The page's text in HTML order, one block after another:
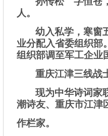
人。
幼入私学，寒窗
业分配入省委组织部。
组织部调至军工企业
重庆江津三线战
现为中华诗词家
潮诗友、重庆市江津
作栏家。